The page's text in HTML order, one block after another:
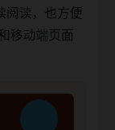
阅读，也方便
移动端页面